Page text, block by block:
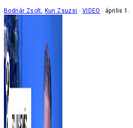
Bodnár Zsolt, Kun Zsuzsi VIDEO április 1.